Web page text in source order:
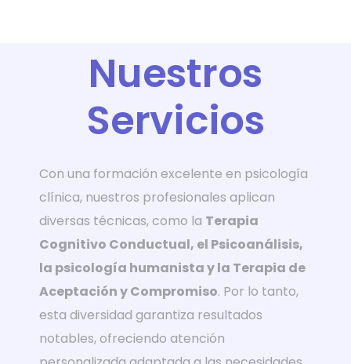
Nuestros
Servicios
Con una formación excelente en psicología
clínica, nuestros profesionales aplican
diversas técnicas, como la Terapia
Cognitivo Conductual, el Psicoanálisis,
la psicología humanista y la Terapia de
Aceptación y Compromiso. Por lo tanto,
esta diversidad garantiza resultados
notables, ofreciendo atención